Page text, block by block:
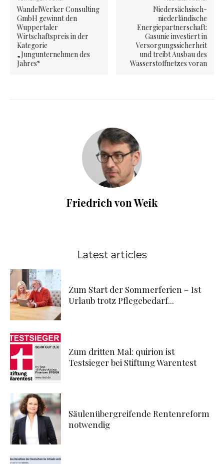
WandelWerker Consulting
GmbH gewinnt den
Wuppertaler
Wirtschaftspreis in der
Kategorie
„Jungunternehmen des
Jahres“
Niedersächsisch-
niederländische
Energiepartnerschaft:
Gasunie investiert in
Versorgungssicherheit
und treibt Ausbau des
Wasserstoffnetzes voran
Friedrich von Weik
Latest articles
Zum Start der Sommerferien – Ist
Urlaub trotz Pflegebedarf...
Zum dritten Mal: quirion ist
Testsieger bei Stiftung Warentest
Säulenübergreifende Rentenreform
notwendig